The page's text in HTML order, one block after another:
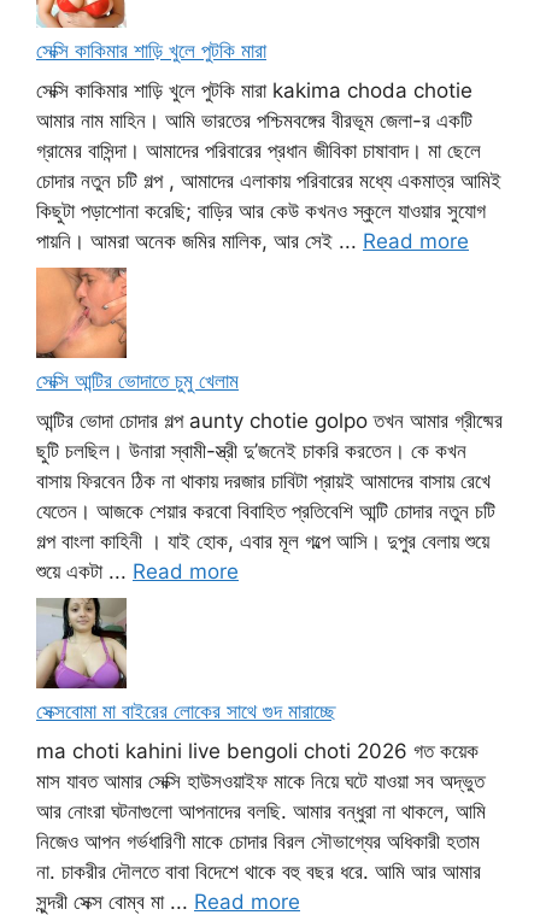
সেক্সি কাকিমার শাড়ি খুলে পুটকি মারা
সেক্সি কাকিমার শাড়ি খুলে পুটকি মারা kakima choda chotie
আমার নাম মাহিন। আমি ভারতের পশ্চিমবঙ্গের বীরভূম জেলা-র একটি
গ্রামের বাসিন্দা। আমাদের পরিবারের প্রধান জীবিকা চাষাবাদ। মা ছেলে
চোদার নতুন চটি গল্প , আমাদের এলাকায় পরিবারের মধ্যে একমাত্র আমিই
কিছুটা পড়াশোনা করেছি; বাড়ির আর কেউ কখনও স্কুলে যাওয়ার সুযোগ
পায়নি। আমরা অনেক জমির মালিক, আর সেই ... Read more
সেক্সি আন্টির ভোদাতে চুমু খেলাম
আন্টির ভোদা চোদার গল্প aunty chotie golpo তখন আমার গ্রীষ্মের
ছুটি চলছিল। উনারা স্বামী-স্ত্রী দু’জনেই চাকরি করতেন। কে কখন
বাসায় ফিরবেন ঠিক না থাকায় দরজার চাবিটা প্রায়ই আমাদের বাসায় রেখে
যেতেন। আজকে শেয়ার করবো বিবাহিত প্রতিবেশি আন্টি চোদার নতুন চটি
গল্প বাংলা কাহিনী । যাই হোক, এবার মূল গল্পে আসি। দুপুর বেলায় শুয়ে
শুয়ে একটা ... Read more
সেক্সবোমা মা বাইরের লোকের সাথে গুদ মারাচ্ছে
ma choti kahini live bengoli choti 2026 গত কয়েক
মাস যাবত আমার সেক্সি হাউসওয়াইফ মাকে নিয়ে ঘটে যাওয়া সব অদ্ভুত
আর নোংরা ঘটনাগুলো আপনাদের বলছি. আমার বন্ধুরা না থাকলে, আমি
নিজেও আপন গর্ভধারিণী মাকে চোদার বিরল সৌভাগ্যের অধিকারী হতাম
না. চাকরীর দৌলতে বাবা বিদেশে থাকে বহু বছর ধরে. আমি আর আমার
সুন্দরী সেক্স বোম্ব মা ... Read more